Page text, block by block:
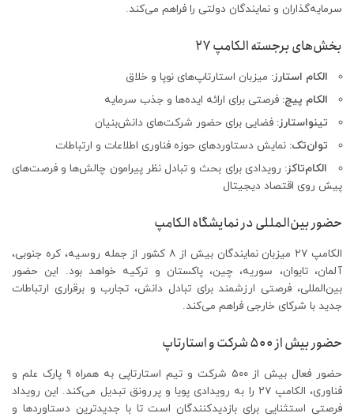
سرمایه‌گذاران و نمایندگان دولتی را فراهم می‌کند.
بخش‌های برجسته الکامپ ۲۷
الکام استارز: میزبان استارتاپ‌های نوپا و خلاق
الکام پیچ: فرصتی برای ارائه ایده‌ها و جذب سرمایه
تینواستارز: فضایی برای حضور شرکت‌های دانش‌بنیان
توان‌تک: نمایش دستاوردهای حوزه فناوری اطلاعات و ارتباطات
الکام‌تاکز: رویدادی برای بحث و تبادل نظر پیرامون چالش‌ها و فرصت‌های
پیش روی اقتصاد دیجیتال
حضور بین‌المللی در نمایشگاه الکامپ
الکامپ ۲۷ میزبان نمایندگان بیش از ۸ کشور از جمله روسیه، کره جنوبی،
آلمان، تایوان، سوریه، چین، پاکستان و ترکیه خواهد بود. این حضور
بین‌المللی، فرصتی ارزشمند برای تبادل دانش، تجارب و برقراری ارتباطات
جدید با شرکای خارجی فراهم می‌کند.
حضور بیش از ۵۰۰ شرکت و استارتاپ
حضور فعال بیش از ۵۰۰ شرکت و تیم استارتاپی به همراه ۹ پارک علم و
فناوری، الکامپ ۲۷ را به رویدادی پویا و پررونق تبدیل می‌کند. این رویداد
فرصتی استثنایی برای بازدیدکنندگان است تا با جدیدترین دستاوردها و